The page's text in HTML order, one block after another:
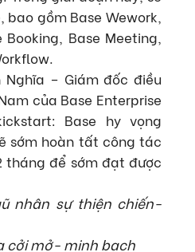
bao gồm Base Wework,
Booking, Base Meeting,
Nghĩa – Giám đốc điều
của Base Enterprise
Base hy vọng
sớm hoàn tất công tác
tháng để sớm đạt được
nhân sự thiện chiến-
cởi mở- minh bạch